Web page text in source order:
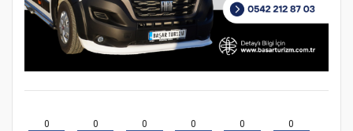
0 0 0 0 0 0